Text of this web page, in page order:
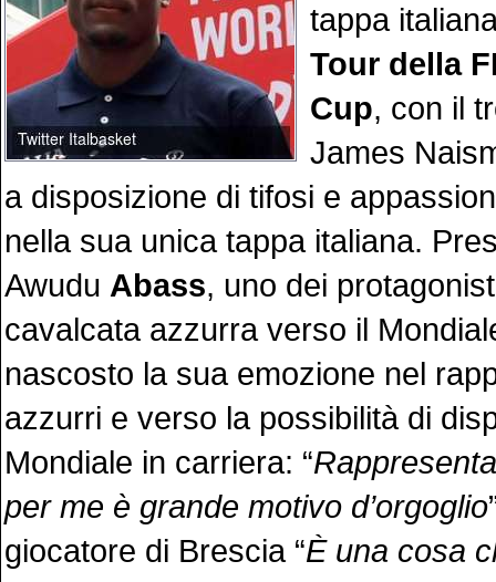
tappa
Tour della
Cup, con il
James
a disposizione di tifosi e
nella sua unica tappa italiana.
Awudu Abass, uno dei
cavalcata azzurra verso il
nascosto la sua emozione nel
azzurri e verso la possibilità di
Mondiale in carriera: “
per me è grande motivo d’orgoglio
giocatore di Brescia “È una cosa